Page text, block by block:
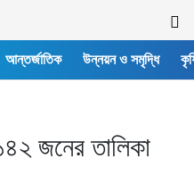
আন্তর্জাতিক উন্নয়ন ও সমৃদ্ধি
জনের তালিকা